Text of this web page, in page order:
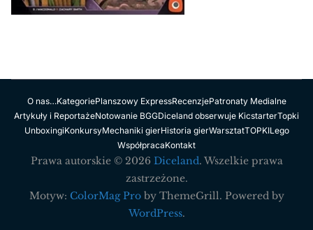
O nas…KategoriePlanszowy ExpressRecenzjePatronaty Medialne
Artykuły i ReportażeNotowanie BGGDiceland obserwuje KicstarterTopki
UnboxingiKonkursyMechaniki gierHistoria gierWarsztatTOPKILego
WspółpracaKontakt
Prawa autorskie © 2026 Diceland. Wszelkie prawa
zastrzeżone.
Motyw: ColorMag Proby ThemeGrill. Powered by
WordPress.